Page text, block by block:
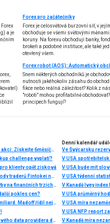
a je
Forex pro začátečníky
Forex je celosvětová burzovní síť, v
obchoduje se všemi světovými
koruny. Na forexu obchodují banky,
brokeři a podobné instituce, ale také
otevřený všem.
Snem některých obchodníků je
nutnosti jakéhokoliv zásahu do
fikce nebo reálná záležitost? Kolik z
"roboti" mohou profitabilně
principech fungují?
🚀 FXstreet.cz & eToro přinášejí exkluzivní akci: Získejte 6měsíční členství ve VIP zóně ZDARMA
challenge vyplatí?
klienty opět zisková
Léto v plném proudu, trhy také: Top 3 obchody traderů Fintokei na indexech a zlatě
Chamtivost a strach: Největší cenové pohyby na finančních trzích (červenec 2026)
pokles cen?
Stvořil elitní klub, kde Ameriku obral o 65 miliard. Madoff řídil největší Ponzi dějin
Historická data, kde je získat, jak připojit svého data providera do MultiCharts a proč je budeme potřebovat? (4. díl)
Denní kalendář
Ve Švýcarsku
V USA
V USA bude mít
V USA týdenní
V Kanadě Ivey index
V USA průměrný
V USA míra
V USA NFP report
V Kanadě míra